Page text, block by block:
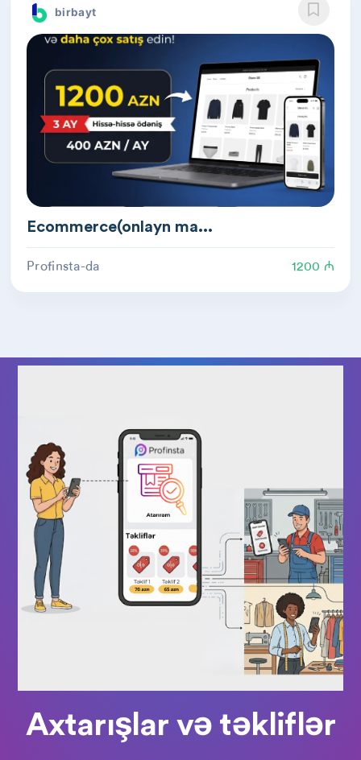
birbayt
Ecommerce(onlayn ma...
Profinsta-da 1200 ₼
Axtarışlar və təkliflər